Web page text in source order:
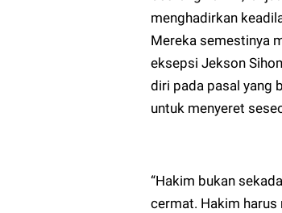
menghadirkan
Mereka semestinya
eksepsi Jekson
diri pada pasal yang
untuk menyeret
“Hakim bukan
cermat. Hakim harus